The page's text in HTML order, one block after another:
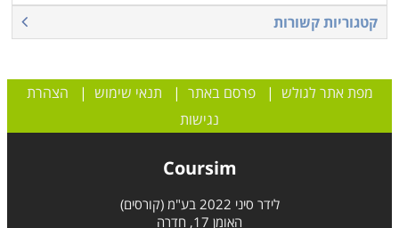
קטגוריות קשורות
מפת אתר לגולש |פרסם באתר | תנאי שימוש | הצהרת
נגישות
Coursim
לידר סיני 2022 בע"מ (קורסים)
האומן 17, חדרה